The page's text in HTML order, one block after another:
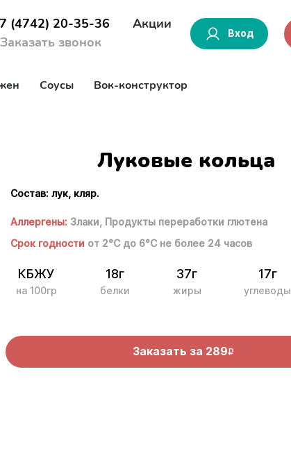
(4742) 20-35-36
Заказать звонок
Акции
Вход
Соусы Вок-конструктор
Луковые кольца
Состав: лук, кляр.
Аллергены: Злаки, Продукты переработки глютена
Срок годности от 2°С до 6°С не более 24 часов
КБЖУ
на 100гр
18г
белки
37г
жиры
17г
углеводы
Заказать за 289R